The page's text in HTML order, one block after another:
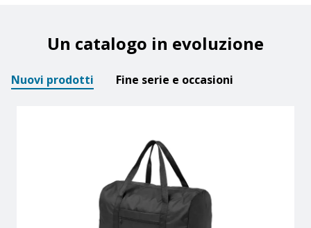
Un catalogo in evoluzione
Nuovi prodotti Fine serie e occasioni